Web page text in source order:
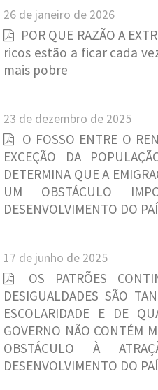
26 de janeiro de 2026
POR QUE RAZÃO A
ricos estão a ficar cada
mais pobre
23 de dezembro de 2025
O FOSSO ENTRE O
EXCEÇÃO DA
DETERMINA QUE A
UM OBSTÁCULO
DESENVOLVIMENTO DO
17 de junho de 2025
OS PATRÕES
DESIGUALDADES SÃO
ESCOLARIDADE E DE
GOVERNO NÃO CONTÉM
OBSTÁCULO À
DESENVOLVIMENTO DO